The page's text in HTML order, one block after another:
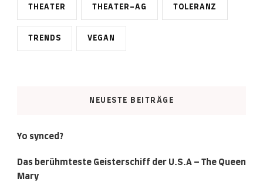
THEATER THEATER-AG TOLERANZ
TRENDS VEGAN
NEUESTE BEITRÄGE
Yo synced?
Das berühmteste Geisterschiff der U.S.A – The Queen
Mary